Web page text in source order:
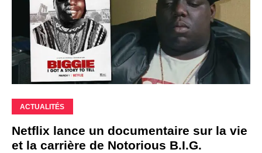
ACTUALITÉS
Netflix lance un documentaire sur la vie
et la carrière de Notorious B.I.G.